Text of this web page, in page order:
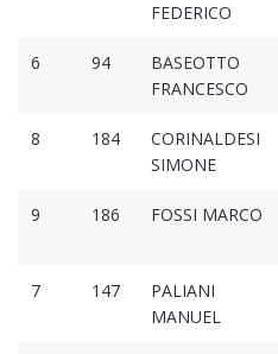
FEDERICO
6 94
BASEOTTO
FRANCESCO
8 184
CORINALDESI
SIMONE
9 186 FOSSI MARCO
7 147
PALIANI
MANUEL